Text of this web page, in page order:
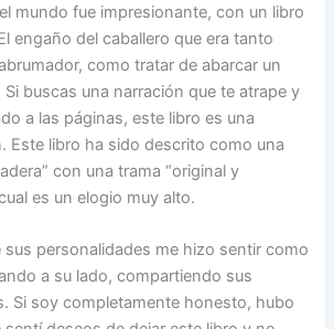
mundo fue impresionante, con un libro
engaño del caballero que era tanto
como tratar de abarcar un
buscas una narración que te atrape y
a las páginas, este libro es una
Este libro ha sido descrito como una
con una trama “original y
es un elogio muy alto.
personalidades me hizo sentir como
a su lado, compartiendo sus
Si soy completamente honesto, hubo